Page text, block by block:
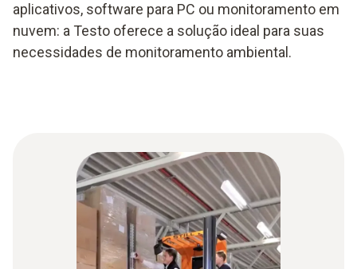
aplicativos, software para PC ou monitoramento em
nuvem: a Testo oferece a solução ideal para suas
necessidades de monitoramento ambiental.